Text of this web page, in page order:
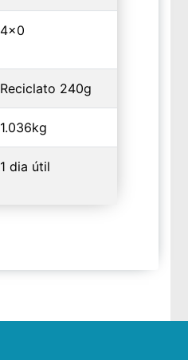
4x0
Reciclato 240g
1.036kg
1 dia útil